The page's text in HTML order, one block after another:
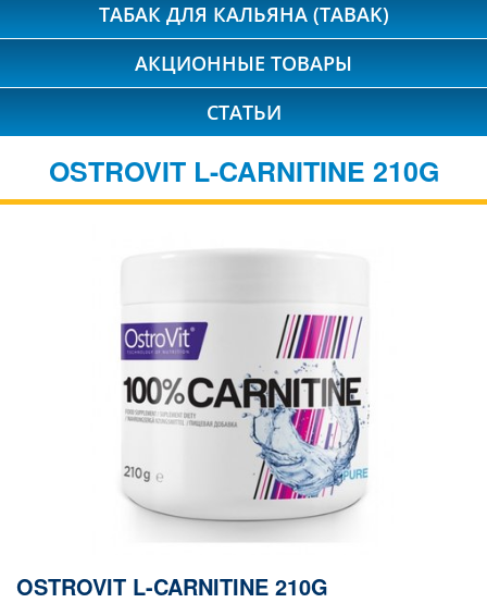
ТАБАК ДЛЯ КАЛЬЯНА (TABAK)
АКЦИОННЫЕ ТОВАРЫ
СТАТЬИ
OSTROVIT L-CARNITINE 210G
OSTROVIT L-CARNITINE 210G